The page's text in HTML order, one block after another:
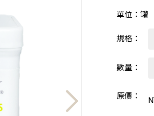
單位：罐
規格：
數量：
原價：